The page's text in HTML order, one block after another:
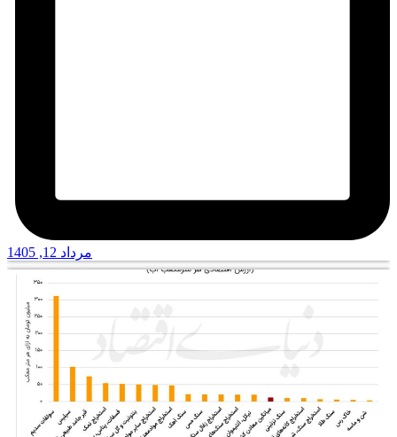
مرداد 12, 1405